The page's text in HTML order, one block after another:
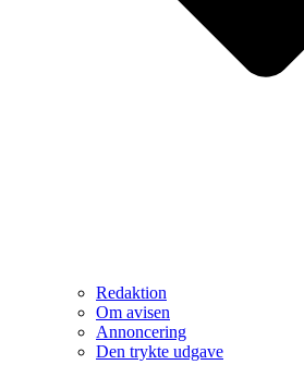
Redaktion
Om avisen
Annoncering
Den trykte udgave